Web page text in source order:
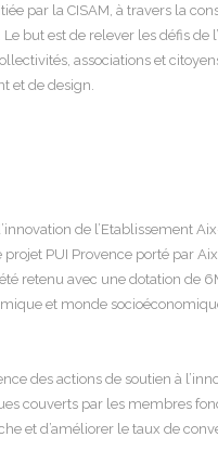
par la CISAM, à travers la
but est de relever les défis
associations et
et de design.
de l’Etablissement
PUI Provence porté par
retenu avec une dotation
et monde
des actions de soutien à
couverts par les membres
et d’améliorer le taux de